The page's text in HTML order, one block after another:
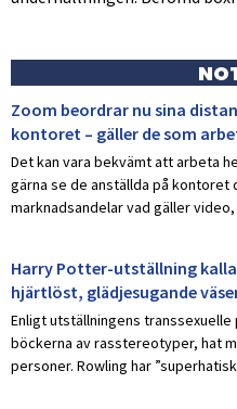
Zoom beordrar nu sina
kontoret – gäller de som
Det kan vara bekvämt att arbeta
gärna se de anställda på kontoret
marknadsandelar vad gäller
Harry Potter-utställning
hjärtlöst, glädjesugande
Enligt utställningens
böckerna av rasstereotyper, hat
personer. Rowling har